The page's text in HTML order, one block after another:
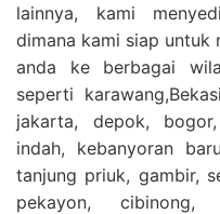
lainnya, kami
dimana kami siap untuk
anda ke berbagai
seperti
jakarta, depok,
indah, kebanyoran
tanjung priuk, gambir,
pekayon, cibinong,